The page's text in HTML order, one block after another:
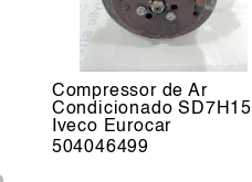
Compressor de Ar
Condicionado SD7H15
Iveco Eurocar
504046499